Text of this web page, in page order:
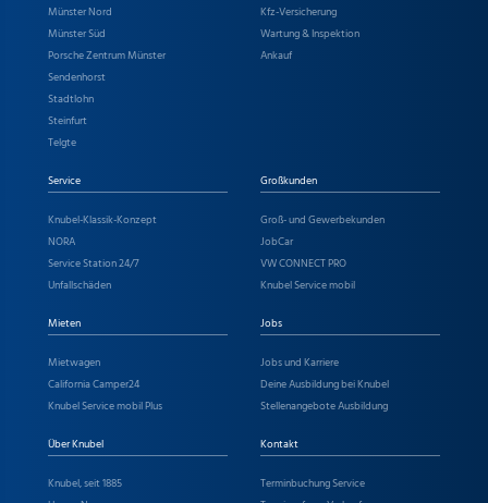
Münster Nord
Münster Süd
Porsche Zentrum Münster
Sendenhorst
Stadtlohn
Steinfurt
Telgte
Kfz-Versicherung
Wartung & Inspektion
Ankauf
Service
Knubel-Klassik-Konzept
NORA
Service Station 24/7
Unfallschäden
Großkunden
Groß- und Gewerbekunden
JobCar
VW CONNECT PRO
Knubel Service mobil
Mieten
Mietwagen
California Camper24
Knubel Service mobil Plus
Jobs
Jobs und Karriere
Deine Ausbildung bei Knubel
Stellenangebote Ausbildung
Über Knubel
Knubel, seit 1885
Kontakt
Terminbuchung Service